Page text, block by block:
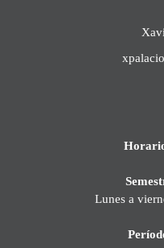
Lunes a